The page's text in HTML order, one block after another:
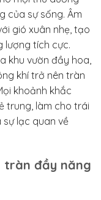
của sự sống. Âm
gió xuân nhẹ, tạo
lượng tích cực.
khu vườn đầy hoa,
khí trở nên tràn
khoảnh khắc
trung, làm cho trái
lạc quan về
tràn đầy năng